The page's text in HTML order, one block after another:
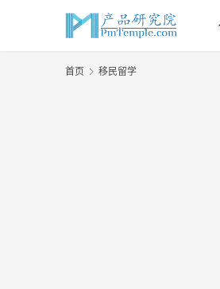
首页 移民留学